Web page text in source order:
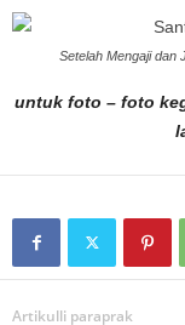
Setelah Mengaji dan
untuk foto – foto
Artikulli paraprak